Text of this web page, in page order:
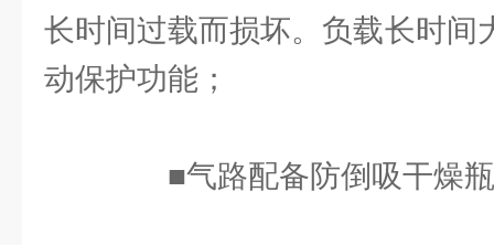
长时间过载而损坏。负载长时间
动保护功能；
■气路配备防倒吸干燥瓶